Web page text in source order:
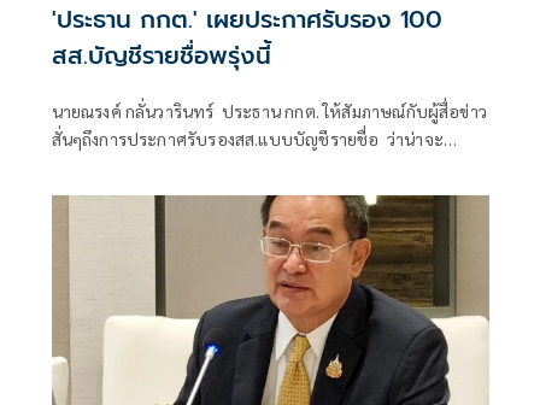
'ประธาน กกต.' เผยประกาศรับรอง 100
สส.บัญชีรายชื่อพรุ่งนี้
นายณรงค์ กลั่นวารินทร์ ประธาน กกต. ให้สัมภาษณ์กับผู้สื่อข่าว
สั่นๆถึงการประกาศรับรองสส.แบบบัญชีรายชื่อ ว่าน่าจะ